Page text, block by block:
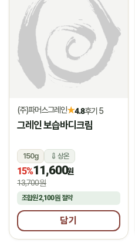
(주)파머스그레인★4.8후기 5
그레인 보습바디크림
150g 상온
15%11,600원
13,700원
조합원2,100원 절약
담기